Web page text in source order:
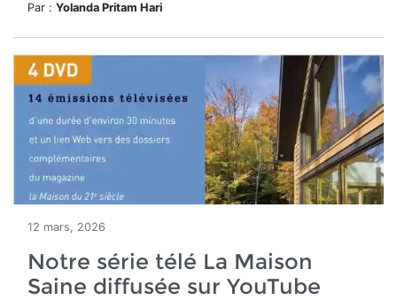
Par : Yolanda Pritam Hari
12 mars, 2026
Notre série télé La Maison
Saine diffusée sur YouTube